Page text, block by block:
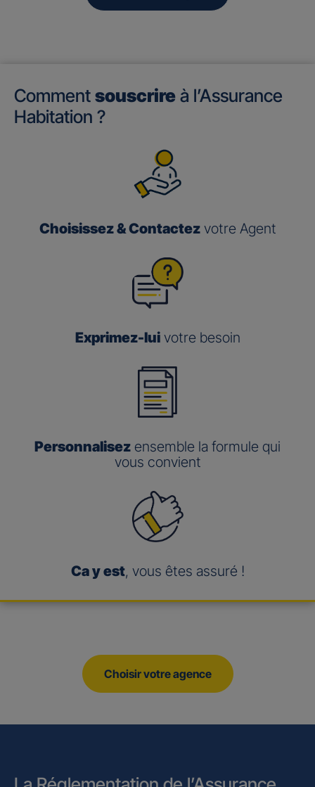
Comment souscrire à l’Assurance
Habitation ?
Choisissez & Contactezvotre Agent
Exprimez-luivotre besoin
Personnalisez ensemble la formule qui
vous convient
Ca y est, vous êtes assuré !
Choisir votre agence